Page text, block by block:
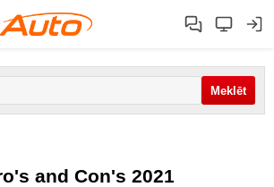
and Con's 2021